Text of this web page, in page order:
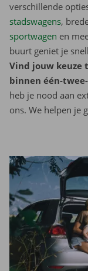
verschillende
stadswagens,
sportwagen en
buurt geniet je
Vind jouw keuze
binnen één-
heb je nood aan
ons. We helpen je